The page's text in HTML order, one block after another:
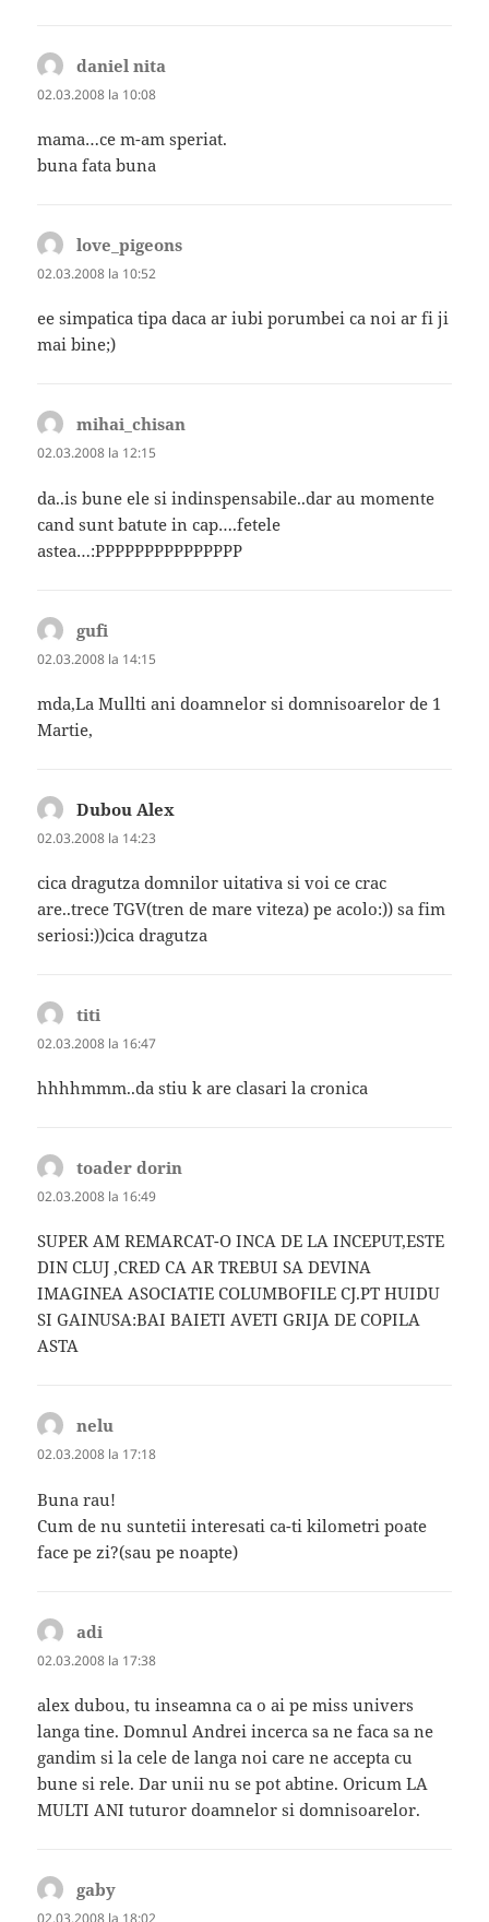
daniel nita
02.03.2008 la 10:08
mama…ce m-am speriat.
buna fata buna
love_pigeons
02.03.2008 la 10:52
ee simpatica tipa daca ar iubi porumbei ca noi ar fi ji
mai bine;)
mihai_chisan
02.03.2008 la 12:15
da..is bune ele si indinspensabile..dar au momente
cand sunt batute in cap….fetele
astea…:PPPPPPPPPPPPPPP
gufi
02.03.2008 la 14:15
mda,La Mullti ani doamnelor si domnisoarelor de 1
Martie,
Dubou Alex
02.03.2008 la 14:23
cica dragutza domnilor uitativa si voi ce crac
are..trece TGV(tren de mare viteza) pe acolo:)) sa fim
seriosi:))cica dragutza
titi
02.03.2008 la 16:47
hhhhmmm..da stiu k are clasari la cronica
toader dorin
02.03.2008 la 16:49
SUPER AM REMARCAT-O INCA DE LA INCEPUT,ESTE
DIN CLUJ ,CRED CA AR TREBUI SA DEVINA
IMAGINEA ASOCIATIE COLUMBOFILE CJ.PT HUIDU
SI GAINUSA:BAI BAIETI AVETI GRIJA DE COPILA
ASTA
nelu
02.03.2008 la 17:18
Buna rau!
Cum de nu suntetii interesati ca-ti kilometri poate
face pe zi?(sau pe noapte)
adi
02.03.2008 la 17:38
alex dubou, tu inseamna ca o ai pe miss univers
langa tine. Domnul Andrei incerca sa ne faca sa ne
gandim si la cele de langa noi care ne accepta cu
bune si rele. Dar unii nu se pot abtine. Oricum LA
MULTI ANI tuturor doamnelor si domnisoarelor.
gaby
02.03.2008 la 18:02